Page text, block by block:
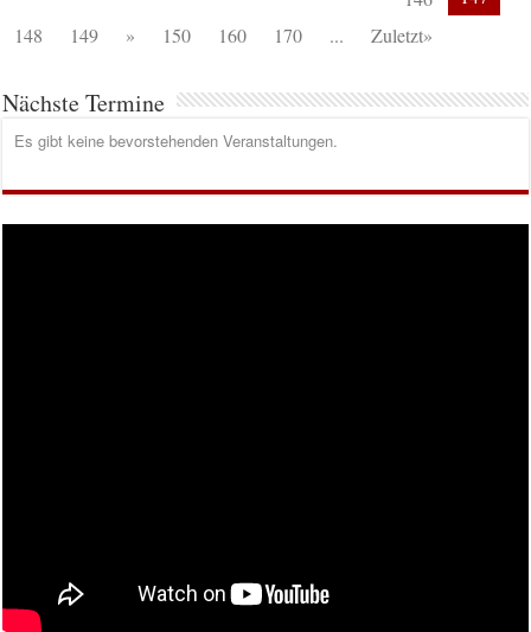
148
149 » 150 160 170 ... Zuletzt»
Nächste Termine
Es gibt keine bevorstehenden Veranstaltungen.